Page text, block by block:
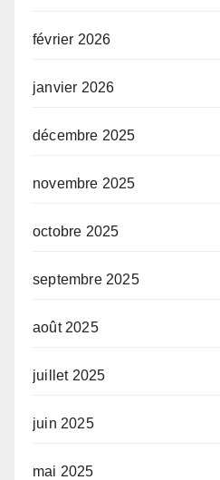
février 2026
janvier 2026
décembre 2025
novembre 2025
octobre 2025
septembre 2025
août 2025
juillet 2025
juin 2025
mai 2025